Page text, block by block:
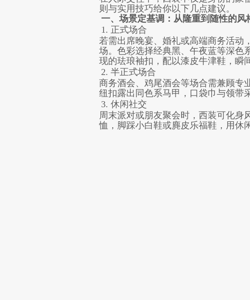
则与实用技巧给你以下几点建议。
一、场景定基调：从隆重到随性的风
1. 正式场合
若需出席晚宴、婚礼或高端商务活动
场。色彩选择经典黑、午夜蓝等深色
现的珐琅袖扣，配以漆皮牛津鞋，瞬
2. 半正式场合
商务酒会、鸡尾酒会等场合需兼顾专
纽扣露出同色系马甲，口袋巾与领带
3. 休闲社交
周末派对或朋友聚会时，西装可化身
恤，脚踩小白鞋或麂皮乐福鞋，用休